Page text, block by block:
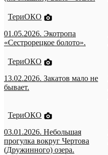
ТериОКО
01.05.2026. Экотропа
«Сестрорецкое болото».
ТериОКО
13.02.2026. Закатов мало не
бывает.
ТериОКО
03.01.2026. Небольшая
прогулка вокруг Чертова
(Дружинного) озера.